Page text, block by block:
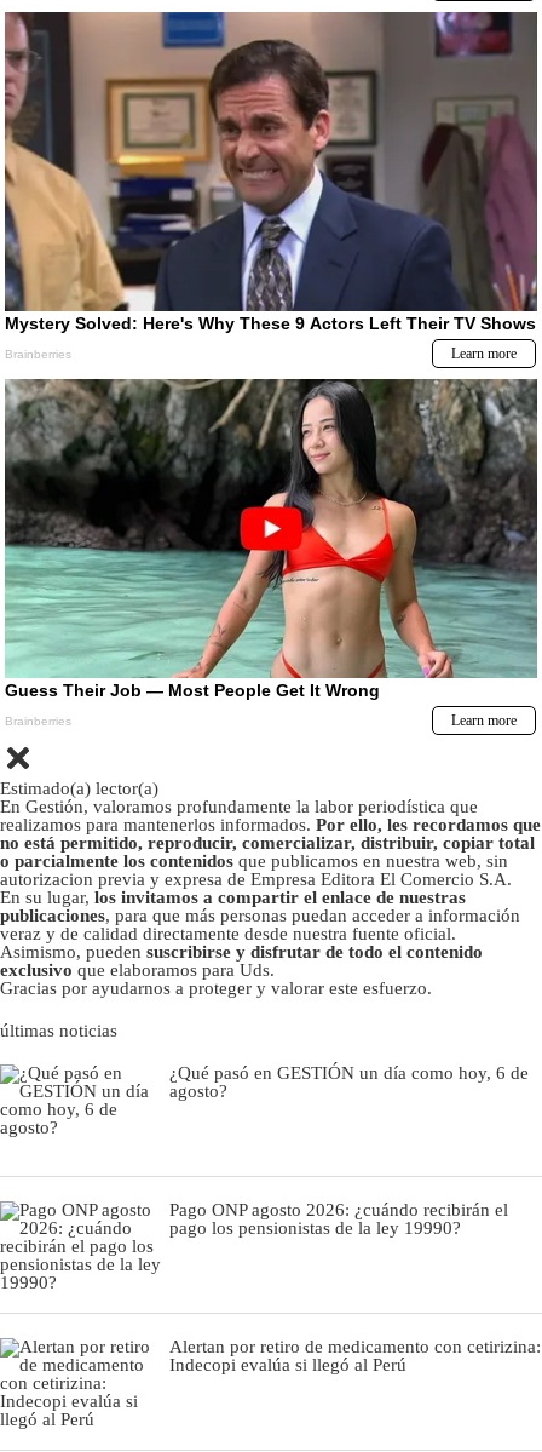
Estimado(a) lector(a)
En Gestión, valoramos profundamente la labor periodística que
realizamos para mantenerlos informados. Por ello, les recordamos que
no está permitido, reproducir, comercializar, distribuir, copiar total
o parcialmente los contenidos que publicamos en nuestra web, sin
autorizacion previa y expresa de Empresa Editora El Comercio S.A.
En su lugar, los invitamos a compartir el enlace de nuestras
publicaciones, para que más personas puedan acceder a información
veraz y de calidad directamente desde nuestra fuente oficial.
Asimismo, pueden suscribirse y disfrutar de todo el contenido
exclusivo que elaboramos para Uds.
Gracias por ayudarnos a proteger y valorar este esfuerzo.
últimas noticias
¿Qué pasó en GESTIÓN un día como hoy, 6 de
agosto?
Pago ONP agosto 2026: ¿cuándo recibirán el
pago los pensionistas de la ley 19990?
Alertan por retiro de medicamento con cetirizina:
Indecopi evalúa si llegó al Perú